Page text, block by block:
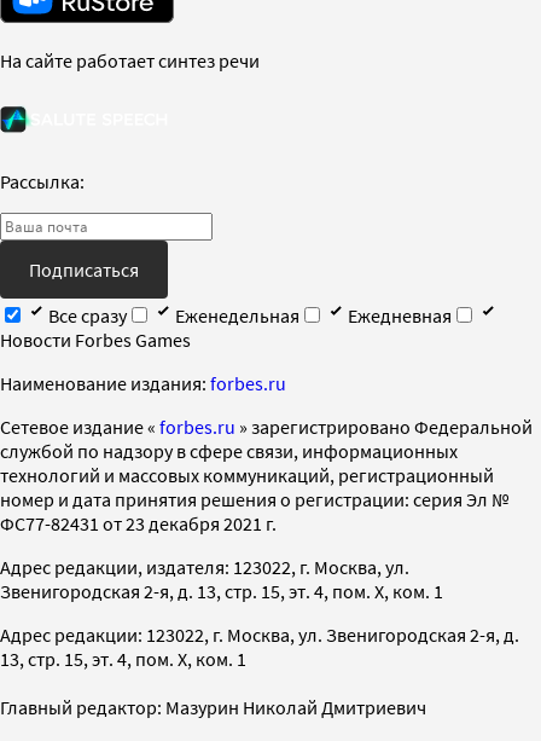
На сайте работает синтез речи
Рассылка:
Подписаться
Все сразу
Еженедельная
Ежедневная
Новости Forbes Games
Наименование издания: forbes.ru
Cетевое издание « forbes.ru » зарегистрировано Федеральной
службой по надзору в сфере связи, информационных
технологий и массовых коммуникаций, регистрационный
номер и дата принятия решения о регистрации: серия Эл №
ФС77-82431 от 23 декабря 2021 г.
Адрес редакции, издателя: 123022, г. Москва, ул.
Звенигородская 2-я, д. 13, стр. 15, эт. 4, пом. X, ком. 1
Адрес редакции: 123022, г. Москва, ул. Звенигородская 2-я, д.
13, стр. 15, эт. 4, пом. X, ком. 1
Главный редактор: Мазурин Николай Дмитриевич